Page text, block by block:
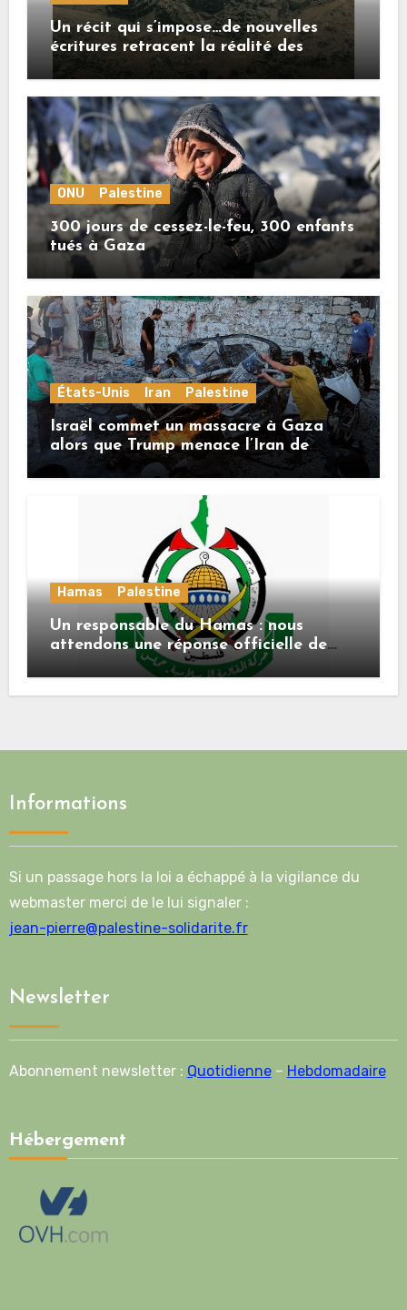
Un récit qui s’impose…de nouvelles
écritures retracent la réalité des
crimes sionistes à Gaza
ONU Palestine
300 jours de cessez-le-feu, 300 enfants
tués à Gaza
États-Unis Iran Palestine
Israël commet un massacre à Gaza
alors que Trump menace l’Iran de
«décapitation»
Hamas Palestine
Un responsable du Hamas : nous
attendons une réponse officielle de
Mladenov concernant la feuille de
route de la deuxième phase de l’accord
Informations
Si un passage hors la loi a échappé à la vigilance du
webmaster merci de le lui signaler :
jean-pierre@palestine-solidarite.fr
Newsletter
Abonnement newsletter : Quotidienne– Hebdomadaire
Hébergement